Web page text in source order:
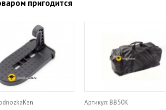
пригодится
Артикул: BB50K